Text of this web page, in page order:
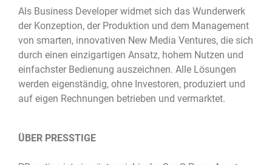
Als Business Developer widmet sich das Wunderwerk
der Konzeption, der Produktion und dem Management
von smarten, innovativen New Media Ventures, die sich
durch einen einzigartigen Ansatz, hohem Nutzen und
einfachster Bedienung auszeichnen. Alle Lösungen
werden eigenständig, ohne Investoren, produziert und
auf eigen Rechnungen betrieben und vermarktet.
ÜBER PRESSTIGE